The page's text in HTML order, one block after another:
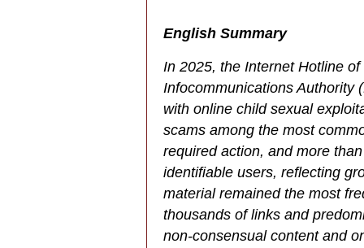
English Summary
In 2025, the Internet Hotline
Infocommunications Authority
with online child sexual
scams among the most
required action, and more
identifiable users, reflecting
material remained the most
thousands of links and
non-consensual content and